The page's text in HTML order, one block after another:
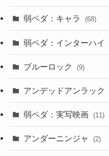
弱ペダ：キャラ (68)
弱ペダ：インターハイ
ブルーロック (9)
アンデッドアンラック
弱ペダ：実写映画 (11)
アンダーニンジャ (2)